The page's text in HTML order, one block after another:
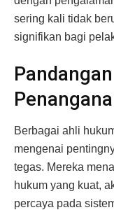
sering kali tidak
signifikan bagi
Berbagai ahli
mengenai
tegas. Mereka
hukum yang kuat,
percaya pada